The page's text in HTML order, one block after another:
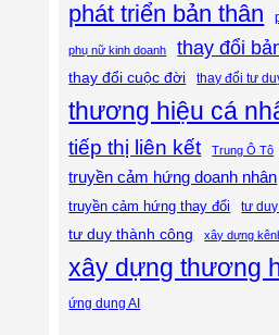
phát triển bản thân
phụ nữ kinh doanh thay đổi
thay đổi cuộc đời thay đổi tư
thương hiệu cá
tiếp thị liên kết Trung Ô Tô
truyền cảm hứng doanh nhân
truyền cảm hứng thay đổi tư
tư duy thành công xây dựng
xây dựng thương
ứng dụng AI